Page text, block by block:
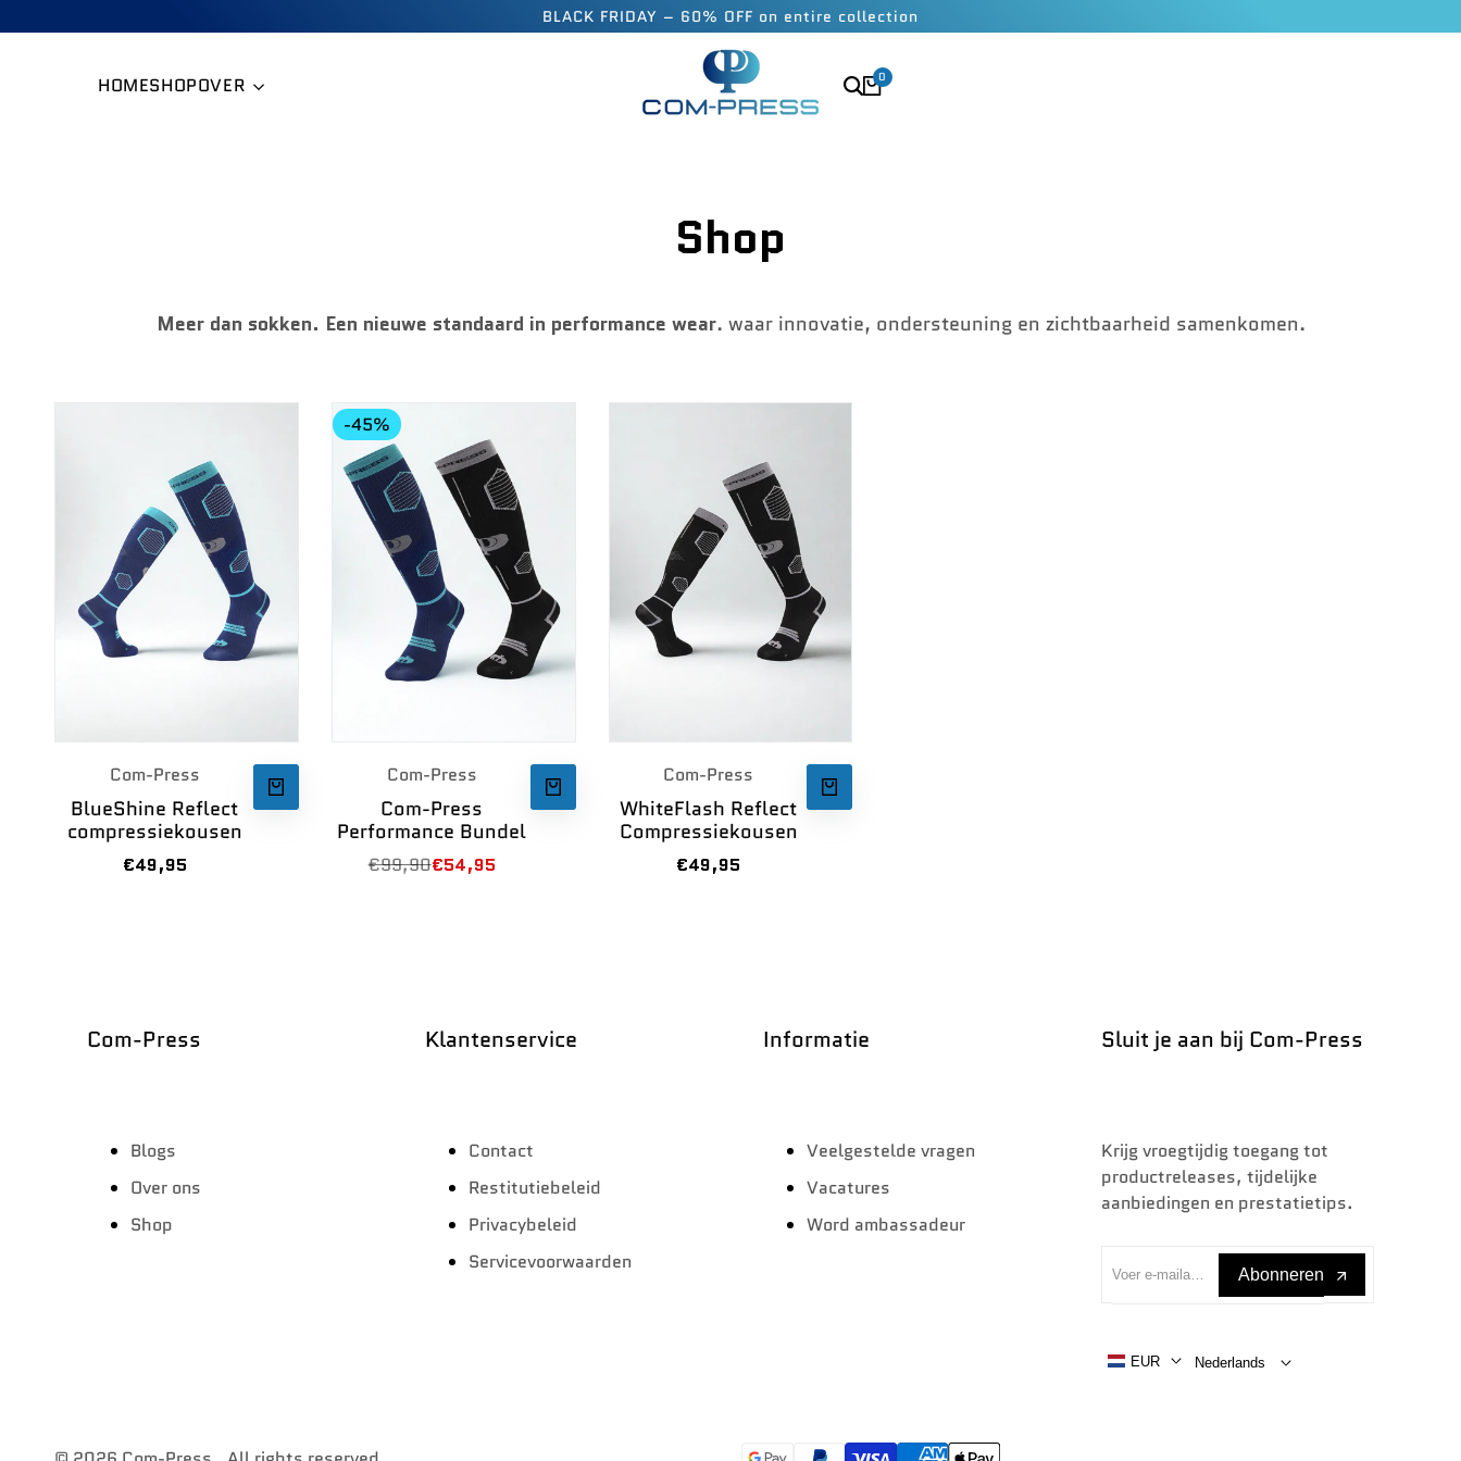
BLACK FRIDAY – 60% OFF on entire collection
HOMESHOPOVER 0
Shop
Meer dan sokken. Een nieuwe standaard in performance wear. waar innovatie, ondersteuning en zichtbaarheid samenkomen.
SNEL TOEVOEGEN
Com-Press
BlueShine Reflect
compressiekousen
Verkoopprijs
€49,95
-45%
SNEL TOEVOEGEN
Com-Press
Com-Press
Performance Bundel
Normale
prijs
€99,90Verkoopprijs
€54,95
SNEL TOEVOEGEN
Com-Press
WhiteFlash Reflect
Compressiekousen
Verkoopprijs
€49,95
Com-Press
Blogs
Over ons
Shop
Klantenservice
Contact
Restitutiebeleid
Privacybeleid
Servicevoorwaarden
Informatie
Veelgestelde vragen
Vacatures
Word ambassadeur
Sluit je aan bij Com-Press
Krijg vroegtijdig toegang tot
productreleases, tijdelijke
aanbiedingen en prestatietips.
Abonneren
EUR Nederlands